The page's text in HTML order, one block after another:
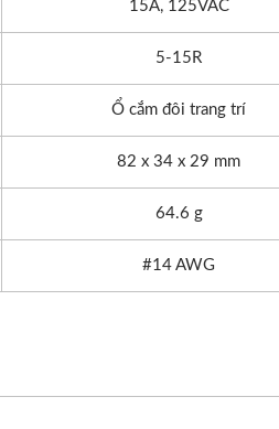
15A, 125VAC
5-15R
Ổ cắm đôi trang trí
82 x 34 x 29 mm
64.6 g
#14 AWG